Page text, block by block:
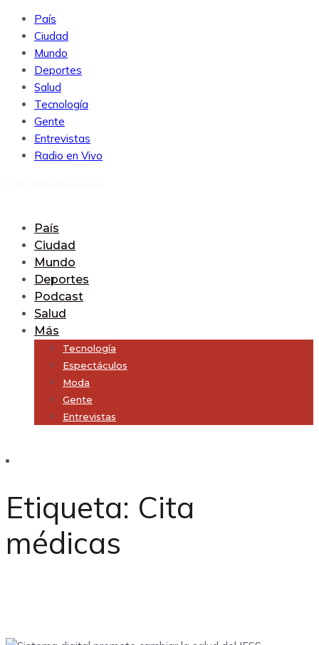
País
Ciudad
Mundo
Deportes
Salud
Tecnología
Gente
Entrevistas
Radio en Vivo
País
Ciudad
Mundo
Deportes
Podcast
Salud
Más
Tecnología
Espectáculos
Moda
Gente
Entrevistas
Etiqueta: Cita
médicas